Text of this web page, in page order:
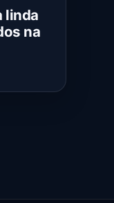
linda
na